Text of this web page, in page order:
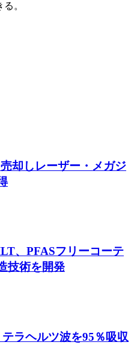
。
却しレーザー・メガジ
、PFASフリーコーテ
技術を開発
ラヘルツ波を95％吸収